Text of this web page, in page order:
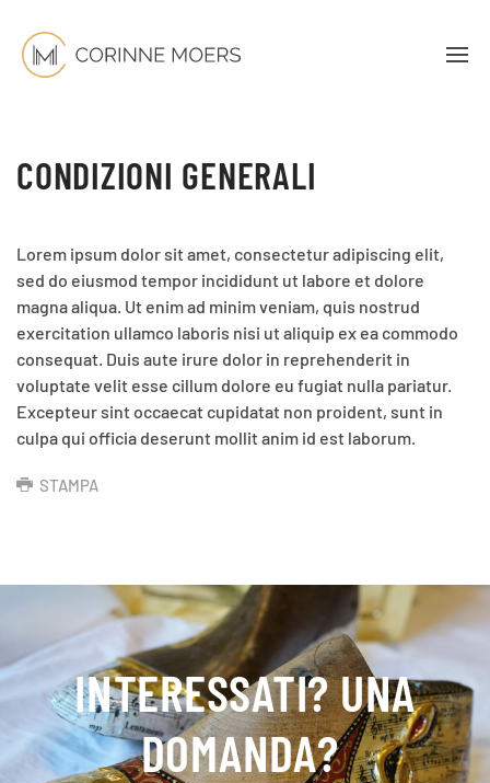
CONDIZIONI GENERALI
Lorem ipsum dolor sit amet, consectetur adipiscing elit,
sed do eiusmod tempor incididunt ut labore et dolore
magna aliqua. Ut enim ad minim veniam, quis nostrud
exercitation ullamco laboris nisi ut aliquip ex ea commodo
consequat. Duis aute irure dolor in reprehenderit in
voluptate velit esse cillum dolore eu fugiat nulla pariatur.
Excepteur sint occaecat cupidatat non proident, sunt in
culpa qui officia deserunt mollit anim id est laborum.
STAMPA
INTERESSATI? UNA
DOMANDA?